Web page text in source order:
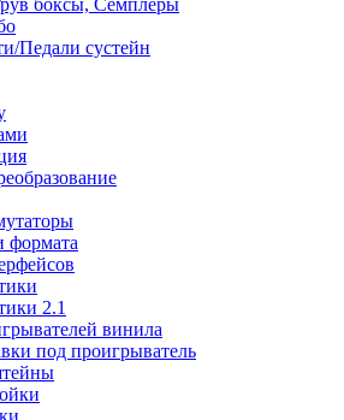
боксы, Семплеры
Педали сустейн
формата
2.1
винила
под проигрыватель